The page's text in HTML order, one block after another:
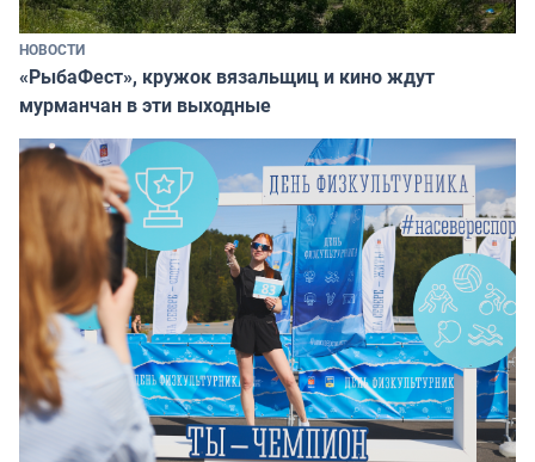
НОВОСТИ
«РыбаФест», кружок вязальщиц и кино ждут
мурманчан в эти выходные